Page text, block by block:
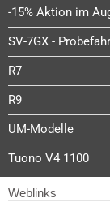
-15% Aktion im
SV-7GX -
R7
R9
UM-Modelle
Tuono V4 1100
Weblinks